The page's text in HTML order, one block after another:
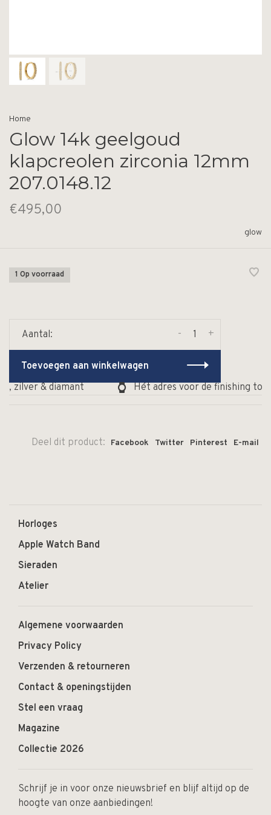
Home
Glow 14k geelgoud
klapcreolen zirconia 12mm
207.0148.12
€495,00
glow
1 Op voorraad
Aantal: +
-
Toevoegen aan winkelwagen
zilver & diamant
Hét adres voor de finishing
Deel dit product: Facebook Twitter Pinterest E-mail
Horloges
Apple Watch Band
Sieraden
Atelier
Algemene voorwaarden
Privacy Policy
Verzenden & retourneren
Contact & openingstijden
Stel een vraag
Magazine
Collectie 2026
Schrijf je in voor onze nieuwsbrief en blijf altijd op de
hoogte van onze aanbiedingen!